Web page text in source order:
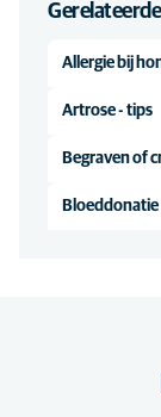
Allergie bij
Artrose - tips
Begraven of
Bloeddonatie